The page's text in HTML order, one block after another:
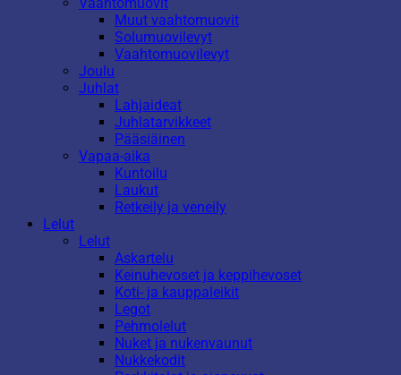
Muut vaahtomuovit
Solumuovilevyt
Vaahtomuovilevyt
Joulu
Juhlat
Lahjaideat
Juhlatarvikkeet
Pääsiäinen
Vapaa-aika
Kuntoilu
Laukut
Retkeily ja veneily
Lelut
Lelut
Askartelu
Keinuhevoset ja keppihevoset
Koti- ja kauppaleikit
Legot
Pehmolelut
Nuket ja nukenvaunut
Nukkekodit